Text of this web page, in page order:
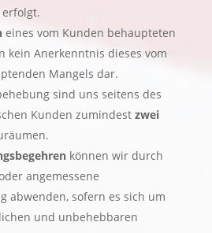
erfolgt.
eines vom Kunden behaupteten
kein Anerkenntnis dieses vom
Mangels dar.
sind uns seitens des
Kunden zumindest zwei
können wir durch
angemessene
abwenden, sofern es sich um
und unbehebbaren